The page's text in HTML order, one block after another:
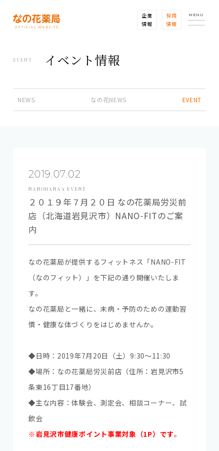
企業
情報
採用
情報
MENU
EVENT イベント情報
NEWS なの花NEWS EVENT
2019.07.02
NANOHANA’s EVENT
２０１９年７月２０日 なの花薬局労災前
店（北海道岩見沢市）NANO-FITのご案
内
なの花薬局が提供するフィットネス「NANO-FIT
（なのフィット）」を下記の通り開催いたしま
す。
なの花薬局と一緒に、未病・予防のための運動習
慣・健康な体づくりをはじめませんか。
◆日時：2019年7月20日（土）9:30～11:30
◆場所：なの花薬局労災前店（住所：岩見沢市5
条東16丁目17番地）
◆主な内容：体験会、測定会、相談コーナー、試
飲会
※岩見沢市健康ポイント事業対象（1P）です。